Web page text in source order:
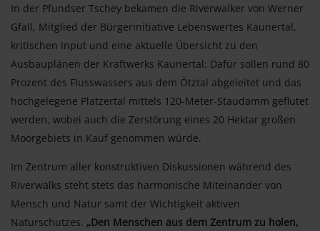
In der Pfundser Tschey bekamen die Riverwalker von Werner
Gfall, Mitglied der Bürgerinitiative Lebenswertes Kaunertal,
kritischen Input und eine aktuelle Übersicht zu den
Ausbauplänen der Kraftwerks Kaunertal: Dafür sollen rund 80
Prozent des Flusswassers aus dem Ötztal abgeleitet und das
hochgelegene Platzertal mittels 120-Meter-Staudamm geflutet
werden, wobei auch die Zerstörung eines 20 Hektar großen
Moorgebiets in Kauf genommen würde.
Im Zentrum aller konstruktiven Diskussionen während des
Riverwalks steht stets das harmonische Miteinander von
Mensch und Natur samt der Wichtigkeit aktiven
Naturschutzes. „Den Menschen aus dem Zentrum zu holen,